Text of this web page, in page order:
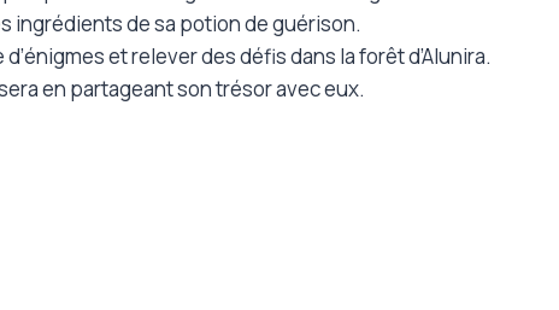
ingrédients de sa potion de guérison.
et relever des défis dans la forêt d’Alunira.
en partageant son trésor avec eux.